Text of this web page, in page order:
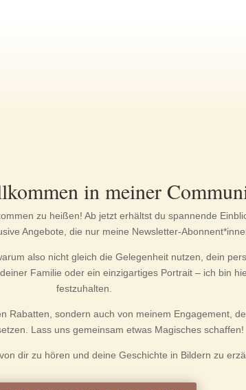
in meiner
zu heißen! Ab jetzt erhältst du spannende
Angebote, die nur meine Newsletter-
also nicht gleich die Gelegenheit nutzen, dein
Familie oder ein einzigartiges Portrait – ich bin
festzuhalten.
Rabatten, sondern auch von meinem Engagement,
Lass uns gemeinsam etwas Magisches schaffen!
dir zu hören und deine Geschichte in Bildern zu